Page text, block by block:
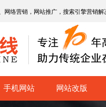
网络营销，网站推广，搜索引擎营销
手机网站 网站改版